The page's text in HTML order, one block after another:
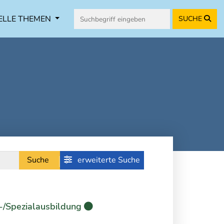
THEMEN SUCHE
Suche erweiterte Suche
Spezialausbildung